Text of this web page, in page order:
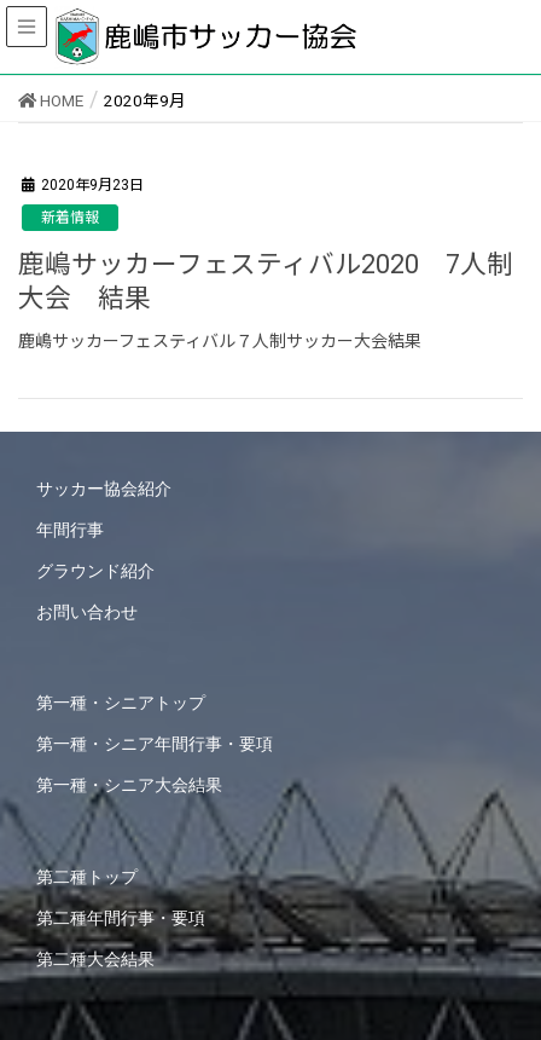
HOME 2020年9月
2020年9月23日
新着情報
鹿嶋サッカーフェスティバル2020 7人制
大会 結果
鹿嶋サッカーフェスティバル７人制サッカー大会結果
サッカー協会紹介
年間行事
グラウンド紹介
お問い合わせ
第一種・シニアトップ
第一種・シニア年間行事・要項
第一種・シニア大会結果
第二種トップ
第二種年間行事・要項
第二種大会結果